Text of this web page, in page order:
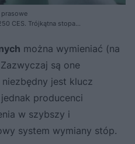
prasowe
CES. Trójkątna stopa
można wymieniać (na
są one
jest klucz
producenci
w szybszy i
system wymiany stóp.